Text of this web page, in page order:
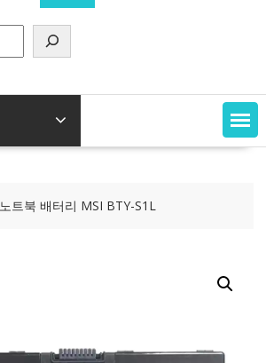
색
노트북 배터리 MSI BTY-S1L